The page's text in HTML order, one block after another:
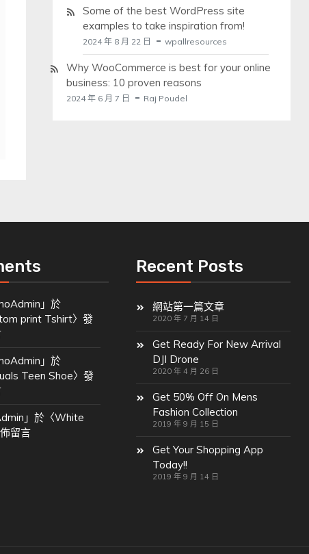
Some of the best WordPress site
examples to take inspiration from!
2024 年 8 月 22 日 wpallresources
Why WooCommerce is best for your online
business: 10 proven reasons
2024 年 6 月 7 日 Raj Poudel
」於
print Tshirt〉發
」於
Teen Shoe〉發
」於〈White
留言
Recent Posts
網站第一篇文章
2020 年 7 月 14 日
Get Ready For New Arrival
DJI Drone
2020 年 4 月 26 日
Get 50% Off On Mens
Fashion Collection
2019 年 9 月 15 日
Get Your Shopping App
Today!!
2019 年 9 月 14 日